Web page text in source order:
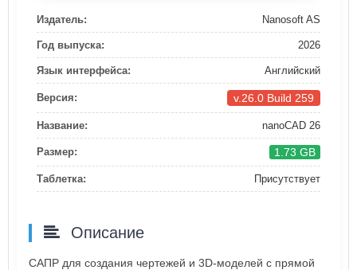
Издатель: Nanosoft AS
Год выпуска: 2026
Язык интерфейса: Английский
Версия: v.26.0 Build 259
Название: nanoCAD 26
Размер: 1.73 GB
Таблетка: Присутствует
Описание
САПР для создания чертежей и 3D-моделей с прямой